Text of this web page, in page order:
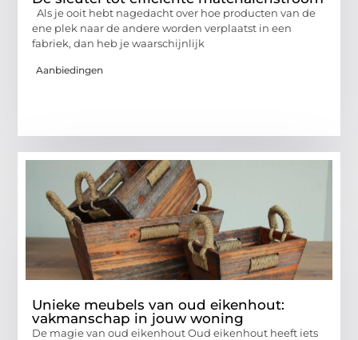
Als je ooit hebt nagedacht over hoe producten van de
ene plek naar de andere worden verplaatst in een
fabriek, dan heb je waarschijnlijk
Aanbiedingen
Unieke meubels van oud eikenhout:
vakmanschap in jouw woning
De magie van oud eikenhout Oud eikenhout heeft iets